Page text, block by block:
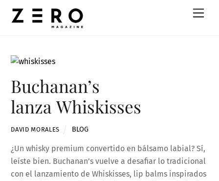
Buchanan’s
lanza Whiskisses
DAVID MORALES BLOG
¿Un whisky premium convertido en bálsamo labial? Sí,
leíste bien. Buchanan’s vuelve a desafiar lo tradicional
con el lanzamiento de Whiskisses, lip balms inspirados